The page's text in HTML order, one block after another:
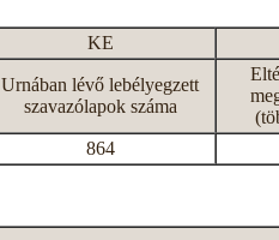
KE
Urnában lévő lebélyegzett
szavazólapok száma
864